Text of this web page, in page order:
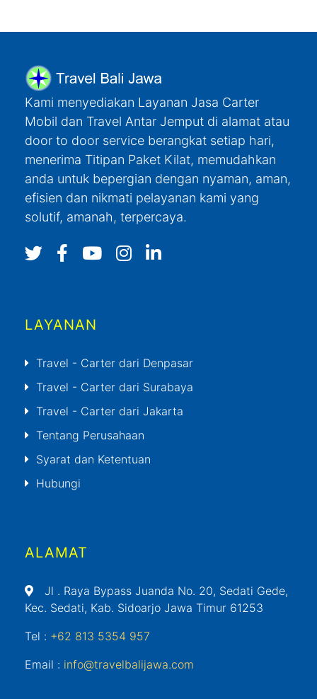
Kami menyediakan Layanan Jasa Carter
Mobil dan Travel Antar Jemput di alamat atau
door to door service berangkat setiap hari,
menerima Titipan Paket Kilat, memudahkan
anda untuk bepergian dengan nyaman, aman,
efisien dan nikmati pelayanan kami yang
solutif, amanah, terpercaya.
LAYANAN
Travel - Carter dari Denpasar
Travel - Carter dari Surabaya
Travel - Carter dari Jakarta
Tentang Perusahaan
Syarat dan Ketentuan
Hubungi
ALAMAT
Jl . Raya Bypass Juanda No. 20, Sedati Gede,
Kec. Sedati, Kab. Sidoarjo Jawa Timur 61253
Tel : +62 813 5354 957
Email : info@travelbalijawa.com